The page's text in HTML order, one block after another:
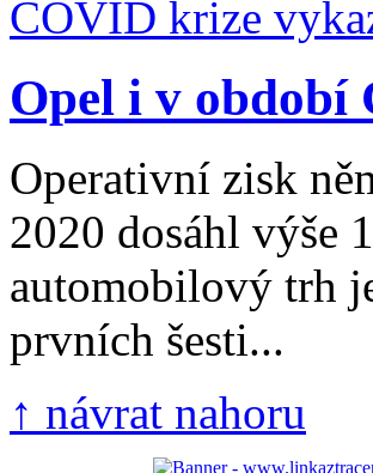
Opel i v období
Operativní zisk
2020 dosáhl výše
automobilový trh
prvních šesti...
↑ návrat nahoru